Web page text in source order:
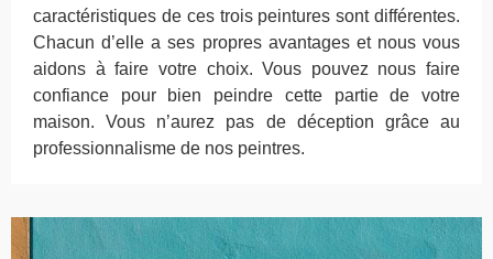
caractéristiques de ces trois peintures sont différentes.
Chacun d’elle a ses propres avantages et nous vous
aidons à faire votre choix. Vous pouvez nous faire
confiance pour bien peindre cette partie de votre
maison. Vous n’aurez pas de déception grâce au
professionnalisme de nos peintres.